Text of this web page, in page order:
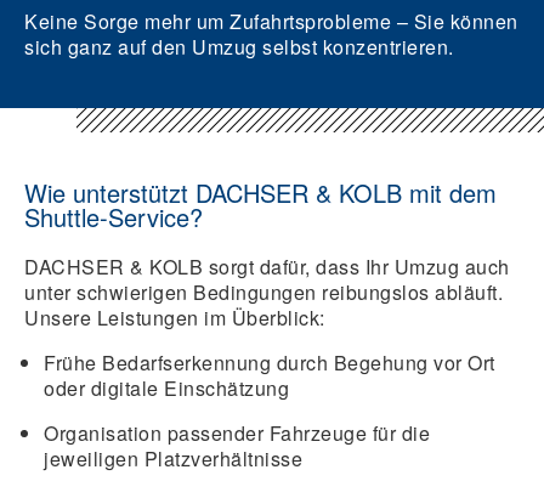
Keine Sorge mehr um Zufahrtsprobleme – Sie können
sich ganz auf den Umzug selbst konzentrieren.
Wie unterstützt DACHSER & KOLB mit dem
Shuttle-Service?
DACHSER & KOLB sorgt dafür, dass Ihr Umzug auch
unter schwierigen Bedingungen reibungslos abläuft.
Unsere Leistungen im Überblick:
Frühe Bedarfserkennung durch Begehung vor Ort
oder digitale Einschätzung
Organisation passender Fahrzeuge für die
jeweiligen Platzverhältnisse